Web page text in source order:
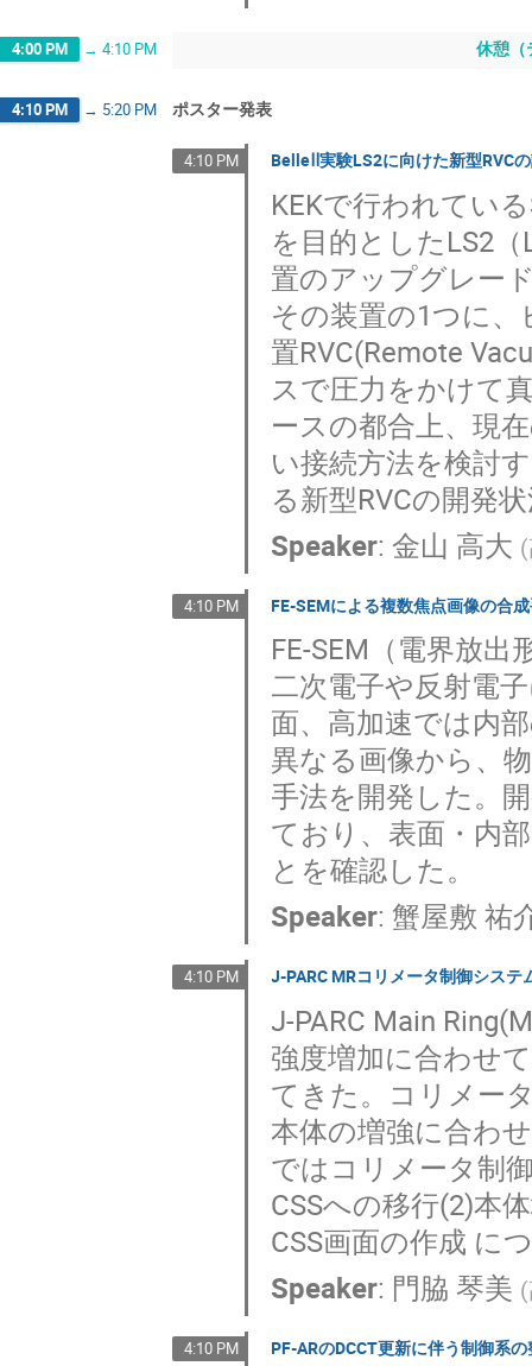
4:00 PM → 4:10 PM 休憩（
4:10 PM → 5:20 PM ポスター発表
4:10 PM BelleⅡ実験LS2に向けた新型RVC
KEKで行われてい
を目的としたLS2
置のアップグレー
その装置の1つに
置RVC(Remote
スで圧力をかけて
ースの都合上、現
い接続方法を検討
る新型RVCの開発
Speaker: 金山 高大 (
4:10 PM FE-SEMによる複数焦点画像の合
FE-SEM（電界放
二次電子や反射電
面、高加速では内
異なる画像から、
手法を開発した。
ており、表面・内
とを確認した。
Speaker: 蟹屋敷 祐
4:10 PM J-PARC MRコリメータ制御システ
J-PARC Main
強度増加に合わせ
てきた。コリメー
本体の増強に合わ
ではコリメータ制
CSSへの移行(2)本
CSS画面の作成 に
Speaker: 門脇 琴美 (
4:10 PM PF-ARのDCCT更新に伴う制御系